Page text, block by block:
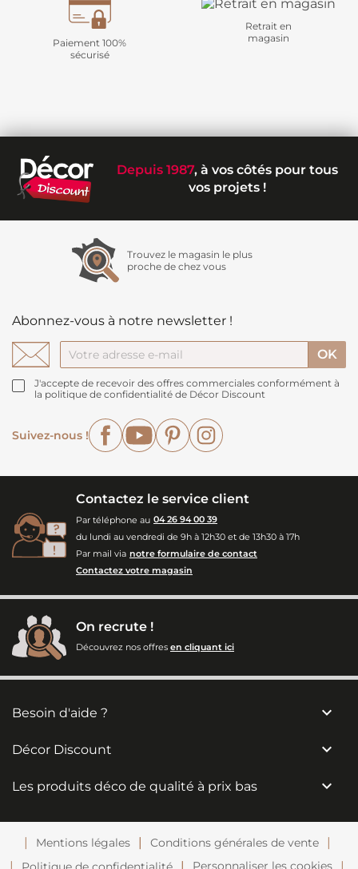
Paiement 100%
sécurisé
Retrait en
magasin
Depuis 1987, à vos côtés pour tous
vos projets !
Trouvez le magasin le plus
proche de chez vous
Abonnez-vous à notre newsletter !
J'accepte de recevoir des offres commerciales conformément à
la politique de confidentialité de Décor Discount
Suivez-nous !
FacebookYouTubePinterest
Contactez le service client
Par téléphone au 04 26 94 00 39
du lundi au vendredi de 9h à 12h30 et de 13h30 à 17h
Par mail via notre formulaire de contact
Contactez votre magasin
On recrute !
Découvrez nos offres en cliquant ici
Besoin d'aide ? 
Décor Discount 
Les produits déco de qualité à prix bas 
Mentions légales
Conditions générales de vente
Personnaliser les cookies